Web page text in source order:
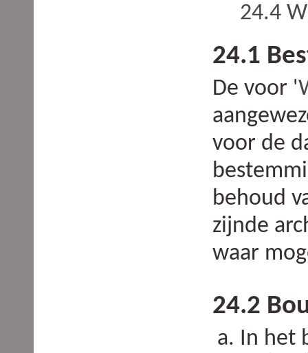
24.4
24.1
De voor '
voor de
behoud
zijnde
waar
24.2
In het